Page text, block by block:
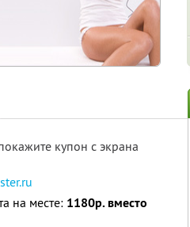
купон с экрана
на месте: 1180р. вместо